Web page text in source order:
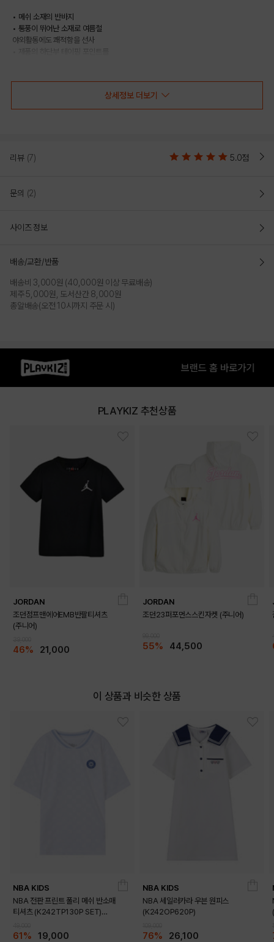
• 메쉬 소재의 반바지
• 통풍이 뛰어난 소재로 여름철
야외활동에도 쾌적함을 선사
COLOR
PRODUCT VIEW
상세정보 더보기
리뷰 (7) 5.0점
문의 (2)
사이즈 정보
배송/교환/반품
배송비 3,000원 (40,000원 이상 무료배송)
제주 5,000원, 도서산간 8,000원
총알배송(오전 10시까지 주문 시)
PLAYKIZ 추천상품
JORDAN
조던점프맨에어EMB반팔티셔츠
(주니어)
46% 21,000
JORDAN
조던23퍼포먼스스킨자켓 (주니어)
55% 44,500
이 상품과 비슷한 상품
NBA KIDS
NBA 전판 프린트 폴리 메쉬 반소매
티셔츠 (K242TP130P SET)
61% 19,000
NBA KIDS
NBA 세일러카라 우븐 원피스
(K242OP620P)
76% 26,100